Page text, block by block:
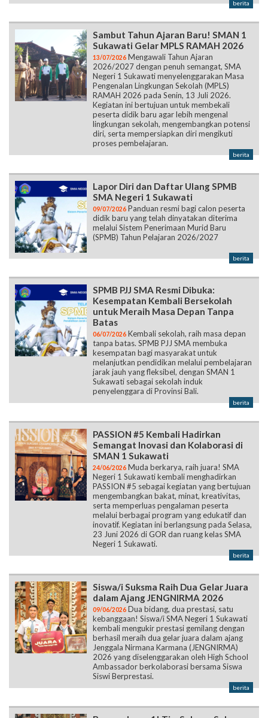
berita
Sambut Tahun Ajaran Baru! SMAN 1
Sukawati Gelar MPLS RAMAH 2026
13/07/2026 Mengawali Tahun Ajaran
2026/2027 dengan penuh semangat, SMA
Negeri 1 Sukawati menyelenggarakan Masa
Pengenalan Lingkungan Sekolah (MPLS)
RAMAH 2026 pada Senin, 13 Juli 2026.
Kegiatan ini bertujuan untuk membekali
peserta didik baru agar lebih mengenal
lingkungan sekolah, mengembangkan potensi
diri, serta mempersiapkan diri mengikuti
proses pembelajaran.
berita
Lapor Diri dan Daftar Ulang SPMB
SMA Negeri 1 Sukawati
09/07/2026 Panduan resmi bagi calon peserta
didik baru yang telah dinyatakan diterima
melalui Sistem Penerimaan Murid Baru
(SPMB) Tahun Pelajaran 2026/2027
berita
SPMB PJJ SMA Resmi Dibuka:
Kesempatan Kembali Bersekolah
untuk Meraih Masa Depan Tanpa
Batas
06/07/2026 Kembali sekolah, raih masa depan
tanpa batas. SPMB PJJ SMA membuka
kesempatan bagi masyarakat untuk
melanjutkan pendidikan melalui pembelajaran
jarak jauh yang fleksibel, dengan SMAN 1
Sukawati sebagai sekolah induk
penyelenggara di Provinsi Bali.
berita
PASSION #5 Kembali Hadirkan
Semangat Inovasi dan Kolaborasi di
SMAN 1 Sukawati
24/06/2026 Muda berkarya, raih juara! SMA
Negeri 1 Sukawati kembali menghadirkan
PASSION #5 sebagai kegiatan yang bertujuan
mengembangkan bakat, minat, kreativitas,
serta memperluas pengalaman peserta
melalui berbagai program yang edukatif dan
inovatif. Kegiatan ini berlangsung pada Selasa,
23 Juni 2026 di GOR dan ruang kelas SMA
Negeri 1 Sukawati.
berita
Siswa/i Suksma Raih Dua Gelar Juara
dalam Ajang JENGNIRMA 2026
09/06/2026 Dua bidang, dua prestasi, satu
kebanggaan! Siswa/i SMA Negeri 1 Sukawati
kembali mengukir prestasi gemilang dengan
berhasil meraih dua gelar juara dalam ajang
Jenggala Nirmana Karmana (JENGNIRMA)
2026 yang diselenggarakan oleh High School
Ambassador berkolaborasi bersama Siswa
Siswi Berprestasi.
berita